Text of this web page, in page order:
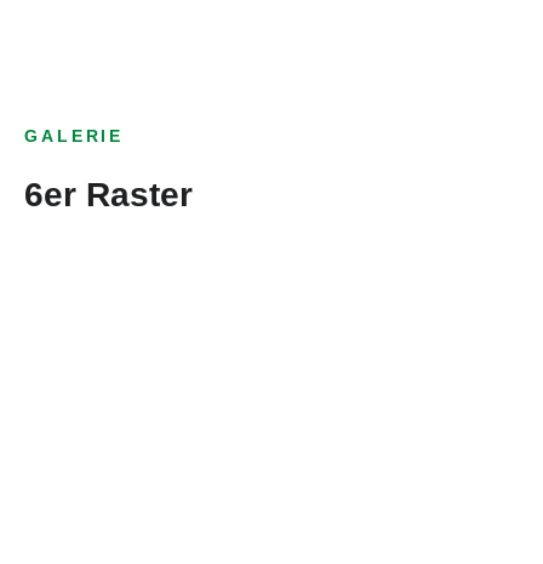
GALERIE
6er Raster